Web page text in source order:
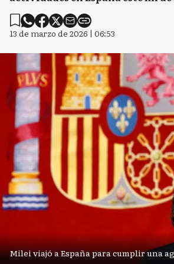
13 de marzo de 2026 | 06:53
Milei viajó a España para cumplir una